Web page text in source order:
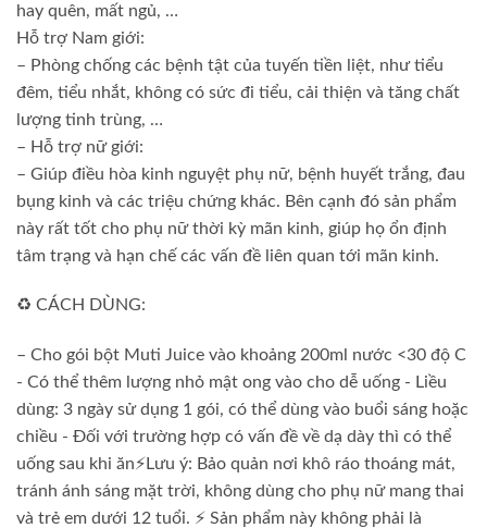
hay quên, mất ngủ, …
Hỗ trợ Nam giới:
– Phòng chống các bệnh tật của tuyến tiền liệt, như tiểu
đêm, tiểu nhắt, không có sức đi tiểu, cải thiện và tăng chất
lượng tinh trùng, …
– Hỗ trợ nữ giới:
– Giúp điều hòa kinh nguyệt phụ nữ, bệnh huyết trắng, đau
bụng kinh và các triệu chứng khác. Bên cạnh đó sản phẩm
này rất tốt cho phụ nữ thời kỳ mãn kinh, giúp họ ổn định
tâm trạng và hạn chế các vấn đề liên quan tới mãn kinh.
♻️ CÁCH DÙNG:
– Cho gói bột Muti Juice vào khoảng 200ml nước <30 độ C
- Có thể thêm lượng nhỏ mật ong vào cho dễ uống - Liều
dùng: 3 ngày sử dụng 1 gói, có thể dùng vào buổi sáng hoặc
chiều - Đối với trường hợp có vấn đề về dạ dày thì có thể
uống sau khi ăn⚡Lưu ý: Bảo quản nơi khô ráo thoáng mát,
tránh ánh sáng mặt trời, không dùng cho phụ nữ mang thai
và trẻ em dưới 12 tuổi. ⚡ Sản phẩm này không phải là